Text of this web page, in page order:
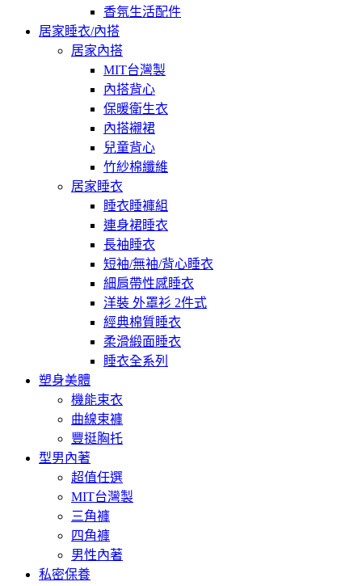
香氛生活配件
居家睡衣/內搭
居家內搭
MIT台灣製
內搭背心
保暖衛生衣
內搭襯裙
兒童背心
竹紗棉纖維
居家睡衣
睡衣睡褲組
連身裙睡衣
長袖睡衣
短袖/無袖/背心睡衣
細肩帶性感睡衣
洋裝 外罩衫 2件式
經典棉質睡衣
柔滑緞面睡衣
睡衣全系列
塑身美體
機能束衣
曲線束褲
豐挺胸托
型男內著
超值任選
MIT台灣製
三角褲
四角褲
男性內著
私密保養